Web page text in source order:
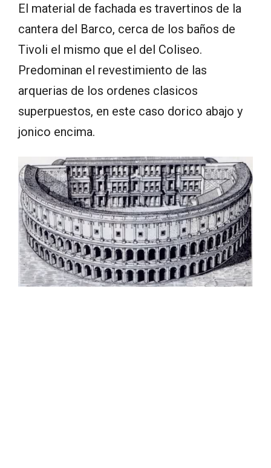
El material de fachada es travertinos de la
cantera del Barco, cerca de los baños de
Tivoli el mismo que el del Coliseo.
Predominan el revestimiento de las
arquerias de los ordenes clasicos
superpuestos, en este caso dorico abajo y
jonico encima.